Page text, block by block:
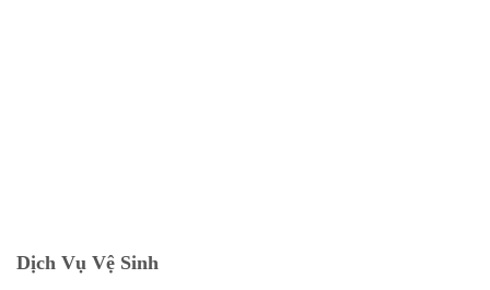
Dịch Vụ Vệ Sinh